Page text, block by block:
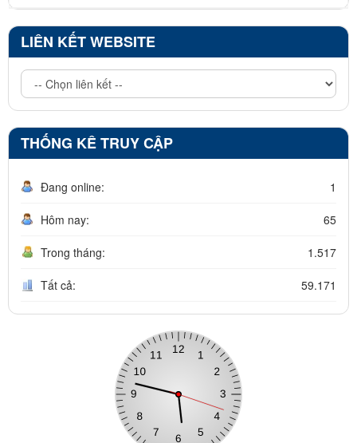
LIÊN KẾT WEBSITE
THỐNG KÊ TRUY CẬP
Đang online: 1
Hôm nay: 65
Trong tháng: 1.517
Tất cả: 59.171